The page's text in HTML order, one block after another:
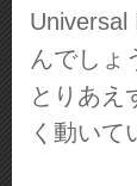
Universal
んでしょ
とりあえ
く動いて